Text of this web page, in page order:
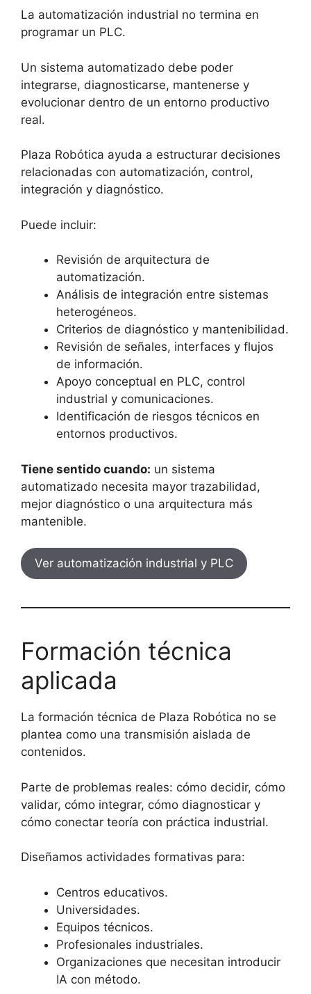
La automatización industrial no termina en
programar un PLC.
Un sistema automatizado debe poder
integrarse, diagnosticarse, mantenerse y
evolucionar dentro de un entorno productivo
real.
Plaza Robótica ayuda a estructurar decisiones
relacionadas con automatización, control,
integración y diagnóstico.
Puede incluir:
Revisión de arquitectura de
automatización.
Análisis de integración entre sistemas
heterogéneos.
Criterios de diagnóstico y mantenibilidad.
Revisión de señales, interfaces y flujos
de información.
Apoyo conceptual en PLC, control
industrial y comunicaciones.
Identificación de riesgos técnicos en
entornos productivos.
Tiene sentido cuando: un sistema
automatizado necesita mayor trazabilidad,
mejor diagnóstico o una arquitectura más
mantenible.
Ver automatización industrial y PLC
Formación técnica
aplicada
La formación técnica de Plaza Robótica no se
plantea como una transmisión aislada de
contenidos.
Parte de problemas reales: cómo decidir, cómo
validar, cómo integrar, cómo diagnosticar y
cómo conectar teoría con práctica industrial.
Diseñamos actividades formativas para:
Centros educativos.
Universidades.
Equipos técnicos.
Profesionales industriales.
Organizaciones que necesitan introducir
IA con método.